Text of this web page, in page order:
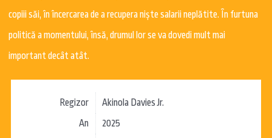
copiii săi, în încercarea de a recupera niște salarii neplătite. În furtuna
politică a momentului, însă, drumul lor se va dovedi mult mai
important decât atât.
Regizor
Akinola Davies Jr.
An
2025